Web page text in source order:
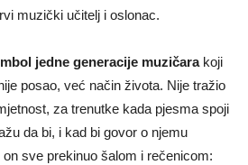
muzički učitelj i oslonac.
jedne generacije muzičarakoji
posao, već način života. Nije tražio
za trenutke kada pjesma spoji
da bi, i kad bi govor o njemu
sve prekinuo šalom i rečenicom: